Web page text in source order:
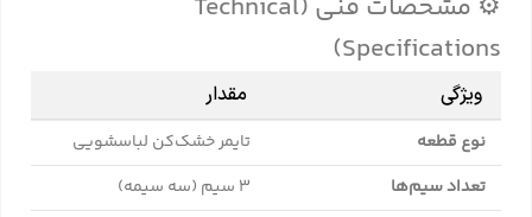
⚙️ مشخصات فنی (Technical
Specifications)
ویژگی مقدار
نوع قطعه
تایمر خشک‌کن لباسشویی
تعداد سیم‌ها
۳ سیم (سه سیمه)